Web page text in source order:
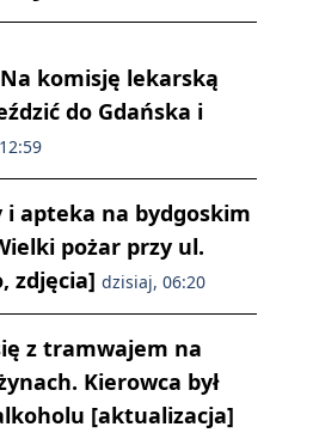
komisję lekarską
do Gdańska i
i apteka na bydgoskim
pożar przy ul.
zdjęcia] dzisiaj, 06:20
z tramwajem na
Kierowca był
[aktualizacja]